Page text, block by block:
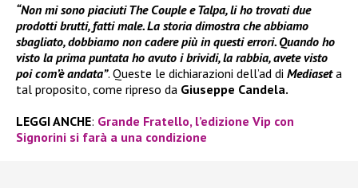
“Non mi sono piaciuti The Couple e Talpa, li ho trovati due
prodotti brutti, fatti male. La storia dimostra che abbiamo
sbagliato, dobbiamo non cadere più in questi errori. Quando ho
visto la prima puntata ho avuto i brividi, la rabbia, avete visto
poi com’è andata”. Queste le dichiarazioni dell’ad di Mediaseta
tal proposito, come ripreso da Giuseppe Candela.
LEGGI ANCHE: Grande Fratello, l’edizione Vip con
Signorini si farà a una condizione